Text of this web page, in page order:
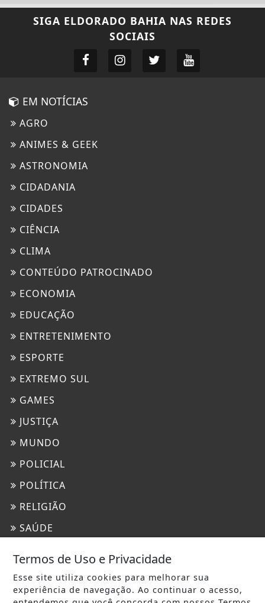
SIGA ELDORADO BAHIA NAS REDES
SOCIAIS
EM NOTÍCIAS
AGRO
ANIMES & GEEK
ASTRONOMIA
CIDADANIA
CIDADES
CIÊNCIA
CLIMA
CONTEÚDO PATROCINADO
ECONOMIA
EDUCAÇÃO
ENTRETENIMENTO
ESPORTE
EXTREMO SUL
GAMES
JUSTIÇA
MUNDO
POLICIAL
POLÍTICA
RELIGIÃO
SAÚDE
INFORMAÇÕES
CONTATO
Termos de Uso e Privacidade
Esse site utiliza cookies para melhorar sua
experiência de navegação. Ao continuar o acesso,